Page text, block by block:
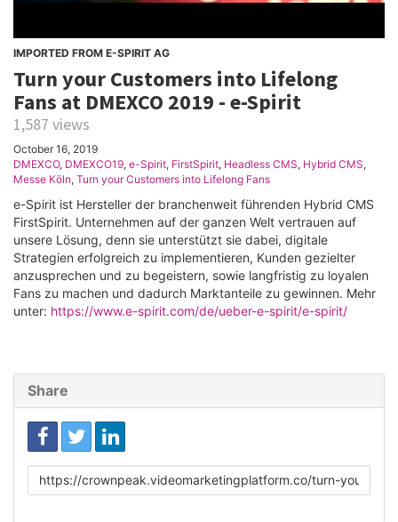
IMPORTED FROM E-SPIRIT AG
Turn your Customers into Lifelong
Fans at DMEXCO 2019 - e-Spirit
1,587 views
October 16, 2019
DMEXCO, DMEXCO19, e-Spirit, FirstSpirit, Headless CMS, Hybrid CMS,
Messe Köln, Turn your Customers into Lifelong Fans
e-Spirit ist Hersteller der branchenweit führenden Hybrid CMS
FirstSpirit. Unternehmen auf der ganzen Welt vertrauen auf
unsere Lösung, denn sie unterstützt sie dabei, digitale
Strategien erfolgreich zu implementieren, Kunden gezielter
anzusprechen und zu begeistern, sowie langfristig zu loyalen
Fans zu machen und dadurch Marktanteile zu gewinnen. Mehr
unter: https://www.e-spirit.com/de/ueber-e-spirit/e-spirit/
Share
Link